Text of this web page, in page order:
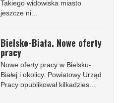
Takiego widowiska miasto
jeszcze ni...
Bielsko-Biała. Nowe oferty
pracy
Nowe oferty pracy w Bielsku-
Białej i okolicy. Powiatowy Urząd
Pracy opublikował kilkadzies...